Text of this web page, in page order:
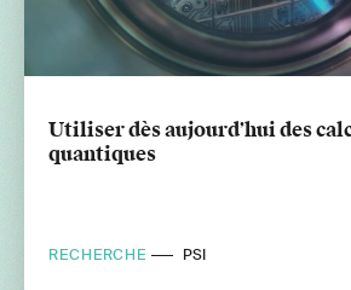
Utiliser dès aujourd’hui des
quantiques
RECHERCHE PSI